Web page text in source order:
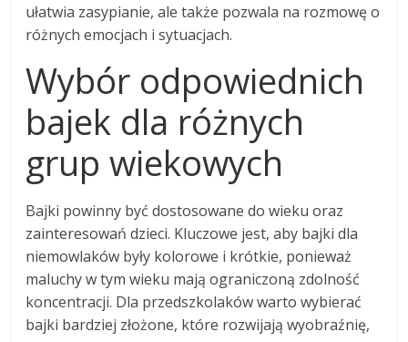
ułatwia zasypianie, ale także pozwala na rozmowę o
różnych emocjach i sytuacjach.
Wybór odpowiednich
bajek dla różnych
grup wiekowych
Bajki powinny być dostosowane do wieku oraz
zainteresowań dzieci. Kluczowe jest, aby bajki dla
niemowlaków były kolorowe i krótkie, ponieważ
maluchy w tym wieku mają ograniczoną zdolność
koncentracji. Dla przedszkolaków warto wybierać
bajki bardziej złożone, które rozwijają wyobraźnię,